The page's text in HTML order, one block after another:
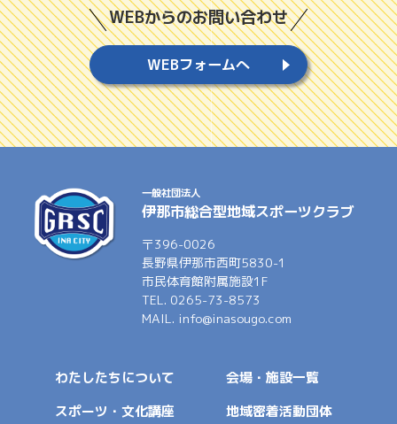
WEBからのお問い合わせ
WEBフォームへ
一般社団法人
伊那市総合型地域スポーツクラブ
〒396-0026
長野県伊那市西町5830-1
市民体育館附属施設1F
TEL. 0265-73-8573
MAIL. info@inasougo.com
わたしたちについて
会場・施設一覧
スポーツ・文化講座
地域密着活動団体